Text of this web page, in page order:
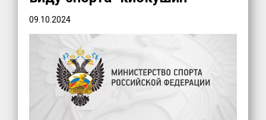
09.10.2024